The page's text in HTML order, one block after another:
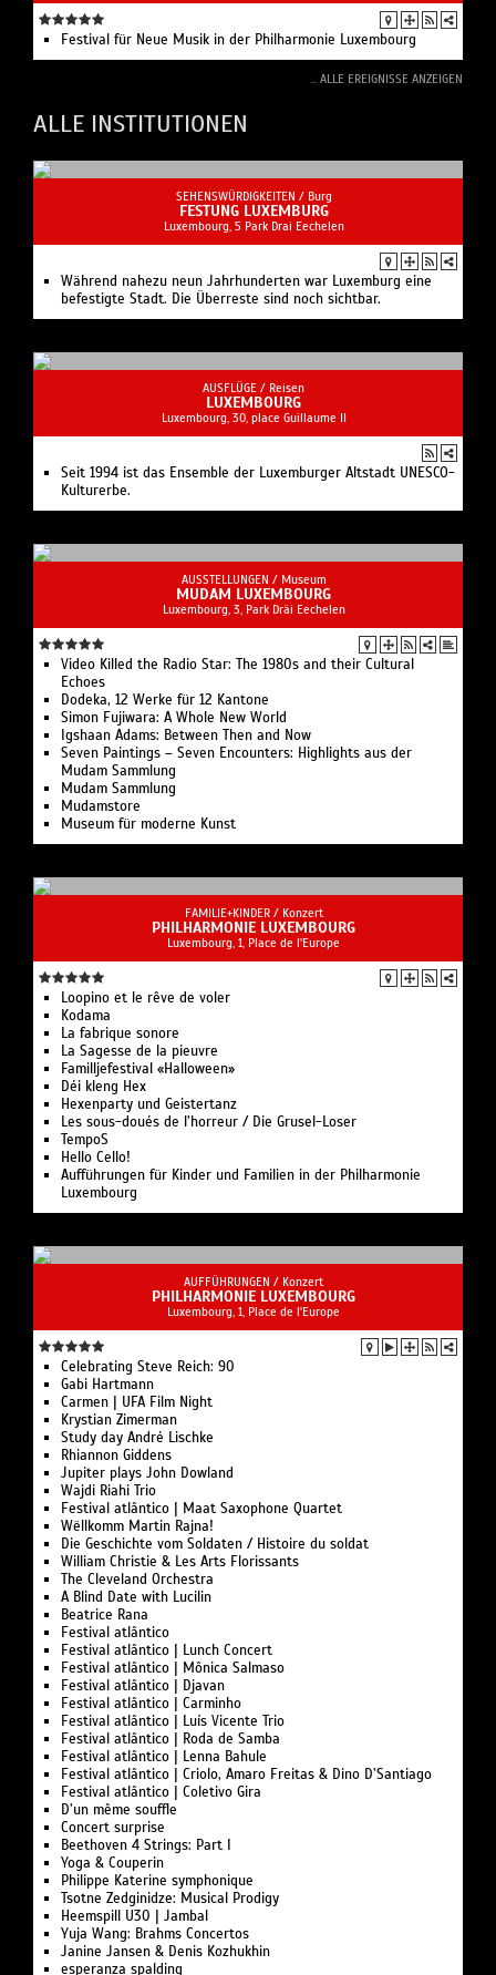
Festival für Neue Musik in der Philharmonie Luxembourg
... ALLE EREIGNISSE ANZEIGEN
ALLE INSTITUTIONEN
SEHENSWÜRDIGKEITEN / Burg
FESTUNG LUXEMBURG
Luxembourg, 5 Park Drai Eechelen
Während nahezu neun Jahrhunderten war Luxemburg eine
befestigte Stadt. Die Überreste sind noch sichtbar.
AUSFLÜGE / Reisen
LUXEMBOURG
Luxembourg, 30, place Guillaume II
Seit 1994 ist das Ensemble der Luxemburger Altstadt UNESCO-
Kulturerbe.
AUSSTELLUNGEN / Museum
MUDAM LUXEMBOURG
Luxembourg, 3, Park Dräi Eechelen
Video Killed the Radio Star: The 1980s and their Cultural
Echoes
Dodeka, 12 Werke für 12 Kantone
Simon Fujiwara: A Whole New World
Igshaan Adams: Between Then and Now
Seven Paintings – Seven Encounters: Highlights aus der
Mudam Sammlung
Mudam Sammlung
Mudamstore
Museum für moderne Kunst
FAMILIE+KINDER / Konzert
PHILHARMONIE LUXEMBOURG
Luxembourg, 1, Place de l'Europe
Loopino et le rêve de voler
Kodama
La fabrique sonore
La Sagesse de la pieuvre
Familljefestival «Halloween»
Déi kleng Hex
Hexenparty und Geistertanz
Les sous-doués de l’horreur / Die Grusel-Loser
TempoS
Hello Cello!
Aufführungen für Kinder und Familien in der Philharmonie
Luxembourg
AUFFÜHRUNGEN / Konzert
PHILHARMONIE LUXEMBOURG
Luxembourg, 1, Place de l'Europe
Celebrating Steve Reich: 90
Gabi Hartmann
Carmen | UFA Film Night
Krystian Zimerman
Study day André Lischke
Rhiannon Giddens
Jupiter plays John Dowland
Wajdi Riahi Trio
Festival atlântico | Maat Saxophone Quartet
Wëllkomm Martin Rajna!
Die Geschichte vom Soldaten / Histoire du soldat
William Christie & Les Arts Florissants
The Cleveland Orchestra
A Blind Date with Lucilin
Beatrice Rana
Festival atlântico
Festival atlântico | Lunch Concert
Festival atlântico | Mônica Salmaso
Festival atlântico | Djavan
Festival atlântico | Carminho
Festival atlântico | Luís Vicente Trio
Festival atlântico | Roda de Samba
Festival atlântico | Lenna Bahule
Festival atlântico | Criolo, Amaro Freitas & Dino D’Santiago
Festival atlântico | Coletivo Gira
D’un même souffle
Concert surprise
Beethoven 4 Strings: Part I
Yoga & Couperin
Philippe Katerine symphonique
Tsotne Zedginidze: Musical Prodigy
Heemspill U30 | Jambal
Yuja Wang: Brahms Concertos
Janine Jansen & Denis Kozhukhin
esperanza spalding